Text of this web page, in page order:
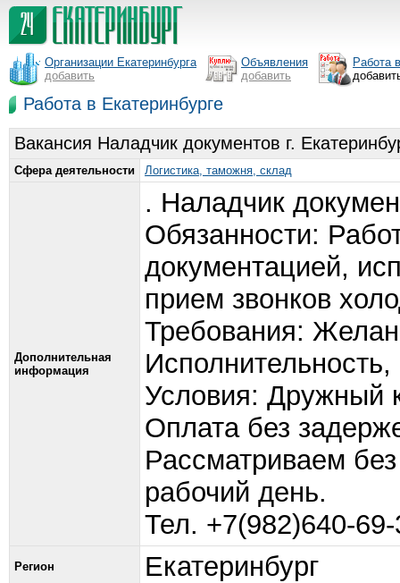
Организации Екатеринбурга
добавить
Объявления
добавить
Работа
Работа в Екатеринбурге
Вакансия Наладчик документов г.
Сфера деятельности Логистика, таможня, склад
Дополнительная
информация
. Наладчик
Обязанности:
документацией,
прием звонков
Требования:
Условия: Дружный
Оплата без
Рассматриваем
рабочий день.
Тел. +7(982)640-
Регион Екатеринбург